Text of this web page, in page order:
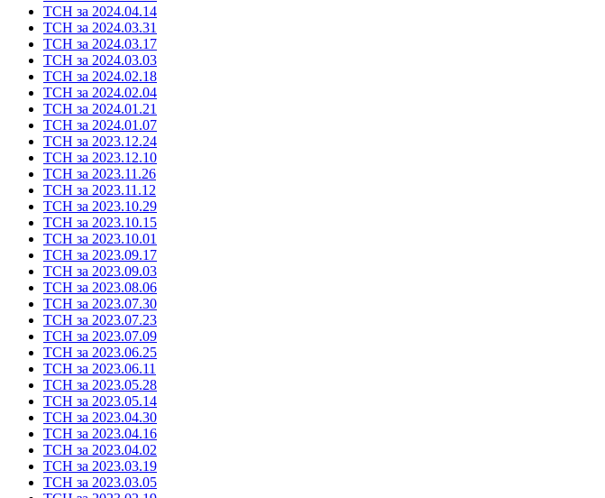
ТСН за 2024.04.14
ТСН за 2024.03.31
ТСН за 2024.03.17
ТСН за 2024.03.03
ТСН за 2024.02.18
ТСН за 2024.02.04
ТСН за 2024.01.21
ТСН за 2024.01.07
ТСН за 2023.12.24
ТСН за 2023.12.10
ТСН за 2023.11.26
ТСН за 2023.11.12
ТСН за 2023.10.29
ТСН за 2023.10.15
ТСН за 2023.10.01
ТСН за 2023.09.17
ТСН за 2023.09.03
ТСН за 2023.08.06
ТСН за 2023.07.30
ТСН за 2023.07.23
ТСН за 2023.07.09
ТСН за 2023.06.25
ТСН за 2023.06.11
ТСН за 2023.05.28
ТСН за 2023.05.14
ТСН за 2023.04.30
ТСН за 2023.04.16
ТСН за 2023.04.02
ТСН за 2023.03.19
ТСН за 2023.03.05